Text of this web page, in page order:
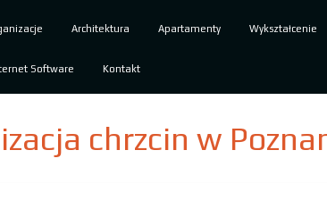
Architektura Apartamenty Wykształcenie
Software Kontakt
chrzcin w